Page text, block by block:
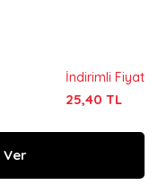
İndirimli Fiyat
25,40 TL
Ver